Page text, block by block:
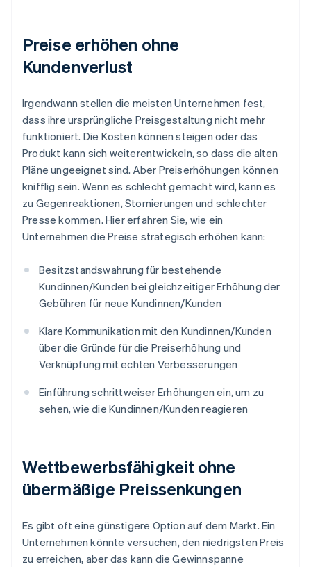
Preise erhöhen ohne
Kundenverlust
Irgendwann stellen die meisten Unternehmen fest,
dass ihre ursprüngliche Preisgestaltung nicht mehr
funktioniert. Die Kosten können steigen oder das
Produkt kann sich weiterentwickeln, so dass die alten
Pläne ungeeignet sind. Aber Preiserhöhungen können
knifflig sein. Wenn es schlecht gemacht wird, kann es
zu Gegenreaktionen, Stornierungen und schlechter
Presse kommen. Hier erfahren Sie, wie ein
Unternehmen die Preise strategisch erhöhen kann:
Besitzstandswahrung für bestehende
Kundinnen/Kunden bei gleichzeitiger Erhöhung der
Gebühren für neue Kundinnen/Kunden
Klare Kommunikation mit den Kundinnen/Kunden
über die Gründe für die Preiserhöhung und
Verknüpfung mit echten Verbesserungen
Einführung schrittweiser Erhöhungen ein, um zu
sehen, wie die Kundinnen/Kunden reagieren
Wettbewerbsfähigkeit ohne
übermäßige Preissenkungen
Es gibt oft eine günstigere Option auf dem Markt. Ein
Unternehmen könnte versuchen, den niedrigsten Preis
zu erreichen, aber das kann die Gewinnspanne